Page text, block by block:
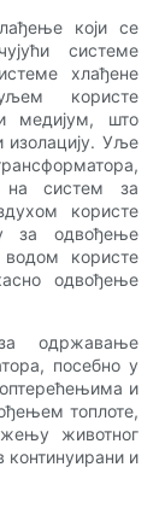
који се
системе
хлађене
користе
медијум, што
изолацију. Уље
на систем за
користе
за одвођење
користе
одвођење
одржавање
посебно у
и
топлоте,
животног
континуирани и